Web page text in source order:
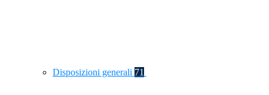
Disposizioni generali 71